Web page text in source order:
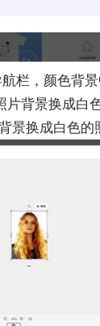
，颜色背景
片背景换成白
景换成白色的